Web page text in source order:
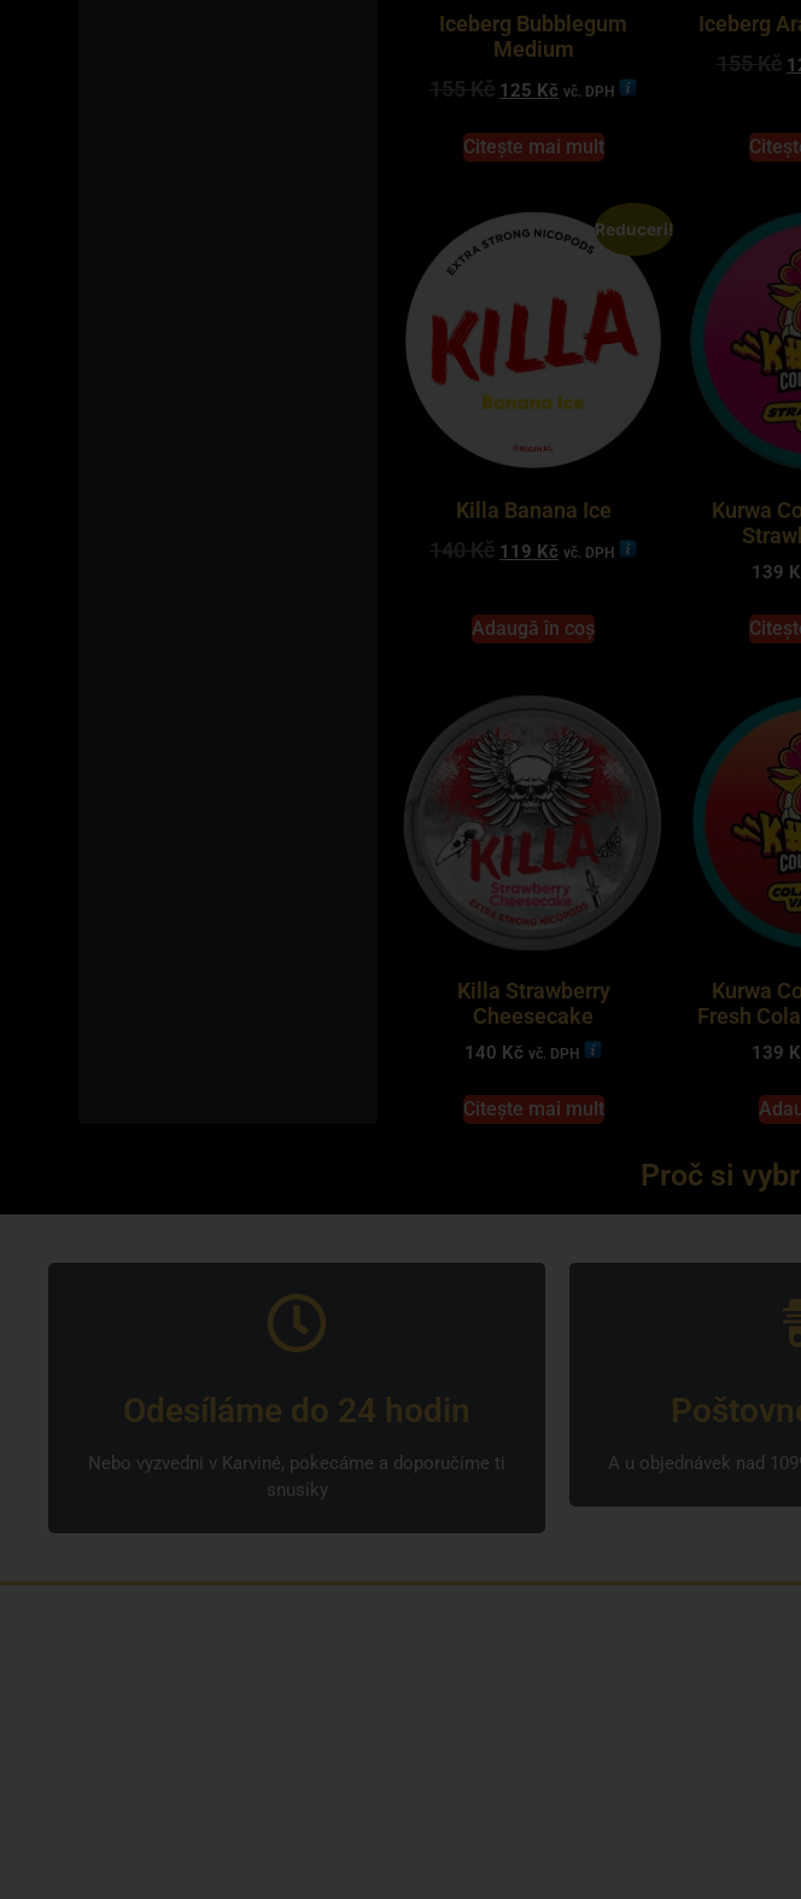
Iceberg Bubblegum
Medium
155Kč 125 Kč vč. DPH
Citește mai mult
Iceberg
155Kč
Reduceri!
Killa Banana Ice
140Kč 119 Kč vč. DPH
Adaugă în coș
Kurwa
139
Killa Strawberry
Cheesecake
140 Kč vč. DPH
Citește mai mult
Kurwa
Fresh
139
Proč si
Odesíláme do 24 hodin
Nebo vyzvedni v Karviné, pokecáme a doporučíme ti
snusíky
A u objednávek nad